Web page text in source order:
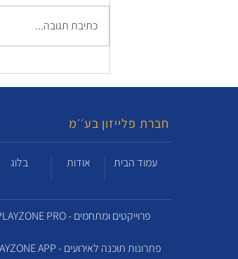
כתיבת תגובה...
חברת פלייזון בע׳׳מ
עמוד הבית אודות בלוג
PLAYZONE PRO - פרוייקטים ומתחמים
PLAYZONE APP - פתרונות תוכנה לאירועים